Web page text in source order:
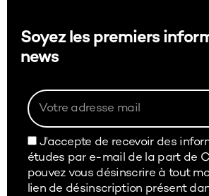
Soyez les premiers
news
J'accepte de recevoir des
études par e-mail de la part de
pouvez vous désinscrire à tout
lien de désinscription présent